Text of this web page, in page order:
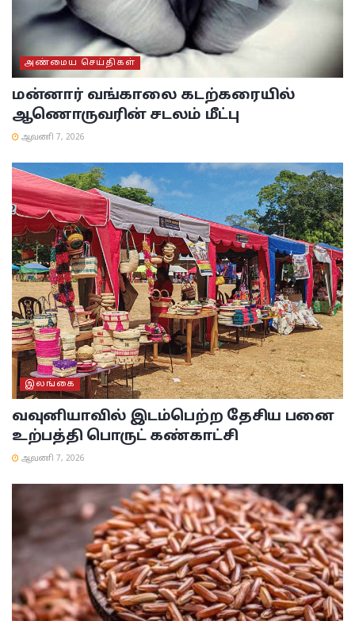
அண்மைய செய்திகள்
மன்னார் வங்காலை கடற்கரையில்
ஆணொருவரின் சடலம் மீட்பு
ஆவணி 7, 2026
இலங்கை
வவுனியாவில் இடம்பெற்ற தேசிய பனை
உற்பத்தி பொருட் கண்காட்சி
ஆவணி 7, 2026